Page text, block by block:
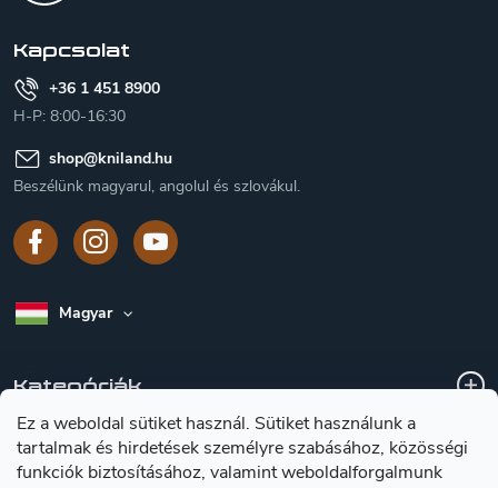
Ez a weboldal sütiket használ. Sütiket használunk a
tartalmak és hirdetések személyre szabásához, közösségi
funkciók biztosításához, valamint weboldalforgalmunk
Kapcsolat
+36 1 451 8900
H-P: 8:00-16:30
shop@kniland.hu
Beszélünk magyarul, angolul és szlovákul.
Magyar
Kategóriák
A vásárlásról